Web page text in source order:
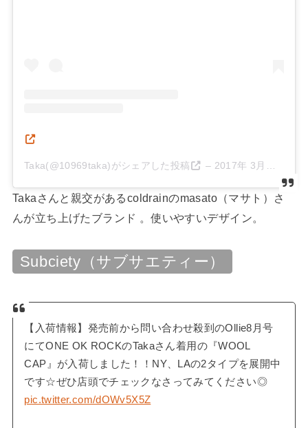
Taka(@10969taka)がシェアした投稿 – 2017年 3月月25日午前6時24分PDT
Takaさんと親交があるcoldrainのmasato（マサト）さ
んが立ち上げたブランド 。使いやすいデザイン。
Subciety（サブサエティー）
【入荷情報】発売前から問い合わせ殺到のOllie8月号
にてONE OK ROCKのTakaさん着用の『WOOL
CAP』が入荷しました！！NY、LAの2タイプを展開中
です☆ぜひ店頭でチェックなさってみてください◎
pic.twitter.com/dOWv5X5Z